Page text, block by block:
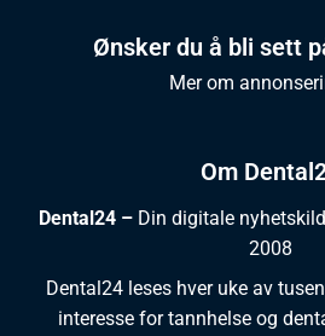
Om
Dental24 – Din digitale
2008
Dental24 leses hver uke av
interesse for tannhelse og
Ønsker du å bli sett
Mer om